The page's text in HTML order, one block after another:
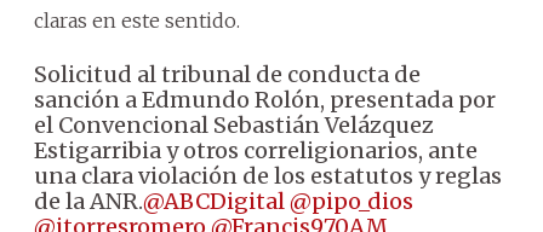
claras en este sentido.
Solicitud al tribunal de conducta de
sanción a Edmundo Rolón, presentada por
el Convencional Sebastián Velázquez
Estigarribia y otros correligionarios, ante
una clara violación de los estatutos y reglas
de la ANR.@ABCDigital@pipo_dios
@jtorresromero @Francis970AM